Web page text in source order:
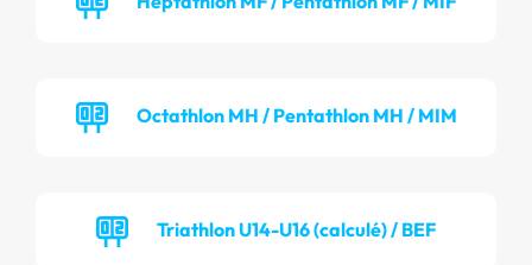
Octathlon MH / Pentathlon MH / MIM
Triathlon U14-U16 (calculé) / BEF